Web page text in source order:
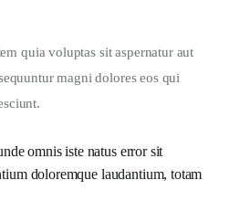
quia voluptas sit aspernatur aut
magni dolores eos qui
omnis iste natus error sit
doloremque laudantium, totam